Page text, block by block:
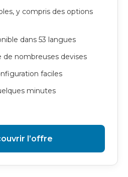
y compris des options
dans 53 langues
de nombreuses devises
faciles
minutes
l’offre